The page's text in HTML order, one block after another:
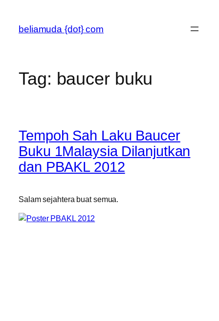
content
beliamuda {dot} com
Tag: baucer buku
Tempoh Sah Laku Baucer
Buku 1Malaysia Dilanjutkan
dan PBAKL 2012
Salam sejahtera buat semua.